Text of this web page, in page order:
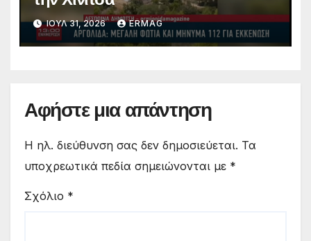
ΙΟΎΛ 31, 2026 ERMAG
Αφήστε μια απάντηση
Η ηλ. διεύθυνση σας δεν δημοσιεύεται. Τα
υποχρεωτικά πεδία σημειώνονται με *
Σχόλιο *